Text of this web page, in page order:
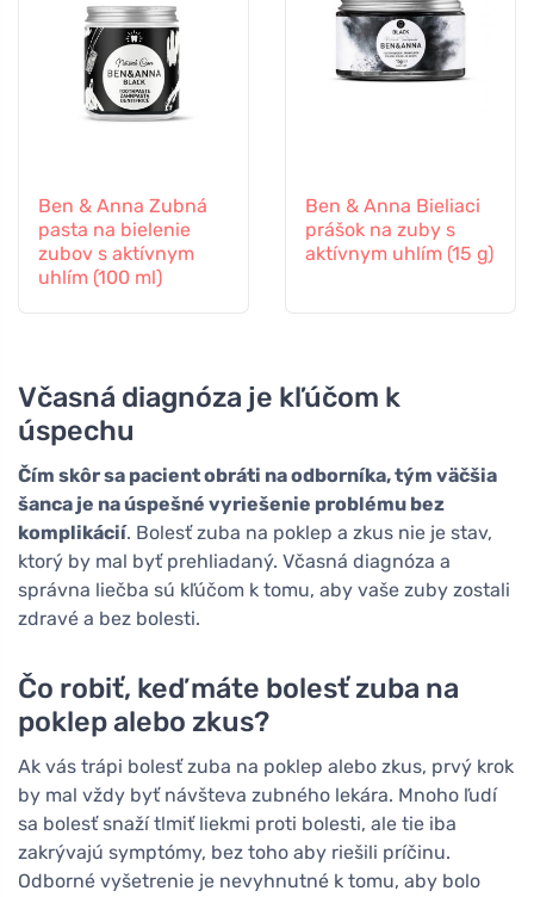
Ben & Anna Zubná
pasta na bielenie
zubov s aktívnym
uhlím (100 ml)
Ben & Anna Bieliaci
prášok na zuby s
aktívnym uhlím (15 g)
Včasná diagnóza je kľúčom k
úspechu
Čím skôr sa pacient obráti na odborníka, tým väčšia
šanca je na úspešné vyriešenie problému bez
komplikácií. Bolesť zuba na poklep a zkus nie je stav,
ktorý by mal byť prehliadaný. Včasná diagnóza a
správna liečba sú kľúčom k tomu, aby vaše zuby zostali
zdravé a bez bolesti.
Čo robiť, keď máte bolesť zuba na
poklep alebo zkus?
Ak vás trápi bolesť zuba na poklep alebo zkus, prvý krok
by mal vždy byť návšteva zubného lekára. Mnoho ľudí
sa bolesť snaží tlmiť liekmi proti bolesti, ale tie iba
zakrývajú symptómy, bez toho aby riešili príčinu.
Odborné vyšetrenie je nevyhnutné k tomu, aby bolo